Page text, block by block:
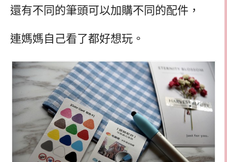
還有不同的筆頭可以加購不同的配件，
連媽媽自己看了都好想玩。